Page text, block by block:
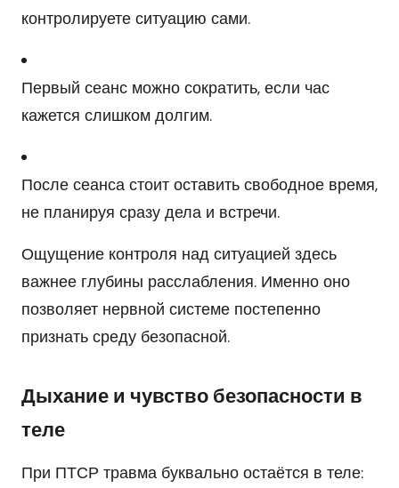
контролируете ситуацию сами.
Первый сеанс можно сократить, если час
кажется слишком долгим.
После сеанса стоит оставить свободное время,
не планируя сразу дела и встречи.
Ощущение контроля над ситуацией здесь
важнее глубины расслабления. Именно оно
позволяет нервной системе постепенно
признать среду безопасной.
Дыхание и чувство безопасности в
теле
При ПТСР травма буквально остаётся в теле: